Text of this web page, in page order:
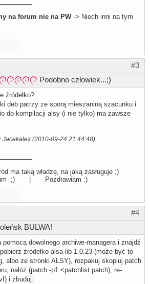
"dmixer"
"Softvol11"
kanałów, jak i "slave'a" - czyli kanał
12
"softvol00"
"softvol01"
"softvol02"
"softvol03"
"softvol04"
"softvol05"
"softvol06"
"softvol07"
"softvol08"
"softvol09"
"softvol10"
na forum nie na PW-> Niech inni na tym
#3
Podobno człowiek...;)
źródełko?
deb patrzy ze sporą mieszaniną szacunku i
do kompilacji alsy (i nie tylko) ma zawsze
Jacekalex (2010-09-24 21:44:48)
ma taką władzę, na jaką zasługuje ;)
;) | Pozdrawiam :)
#4
BULWA!
dowolnego archiwe-managera i znajdź
źródełko alsa-lib 1.0.23 (może być to
albo ze stronki ALSY), rozpakuj skopiuj patch
nałóż (patch -p1 <patchlist.patch), re-
i zbuduj: